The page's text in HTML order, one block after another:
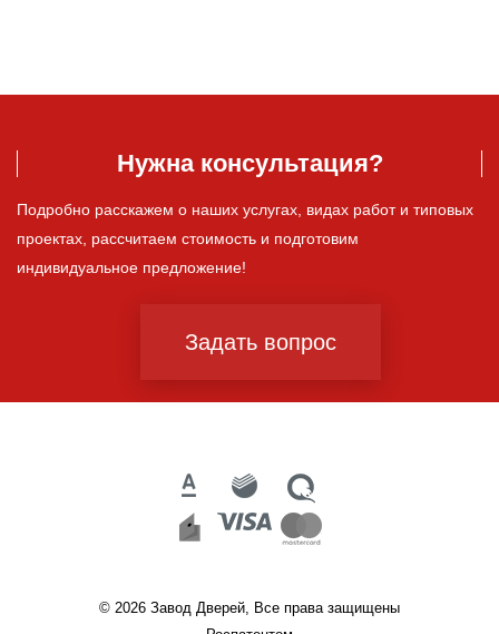
Нужна консультация?
Подробно расскажем о наших услугах, видах работ и типовых
проектах, рассчитаем стоимость и подготовим
индивидуальное предложение!
Задать вопрос
© 2026 Завод Дверей, Все права защищены